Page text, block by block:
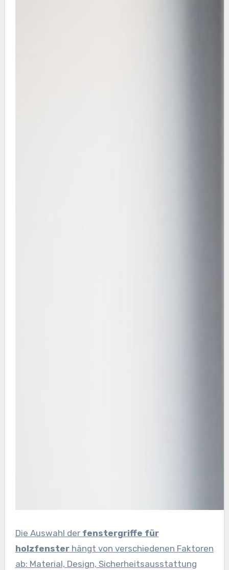
Die Auswahl der fenstergriffe für
holzfensterhängt von verschiedenen Faktoren
ab: Material, Design, Sicherheitsausstattung